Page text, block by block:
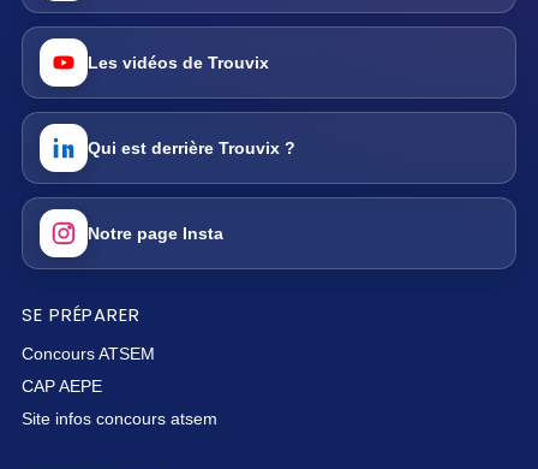
Les vidéos de Trouvix
Qui est derrière Trouvix ?
Notre page Insta
SE PRÉPARER
Concours ATSEM
CAP AEPE
Site infos concours atsem